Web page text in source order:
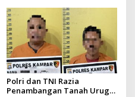
yang diizinkan
Polri dan TNI Razia
Penambangan Tanah Urug,